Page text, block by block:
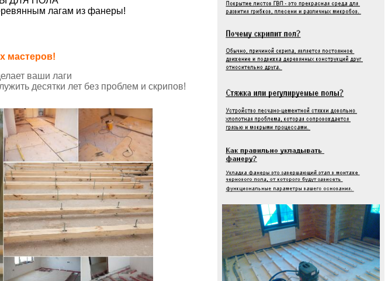
лагам из фанеры!
мастеров!
ваши лаги
десятки лет без проблем и скрипов!